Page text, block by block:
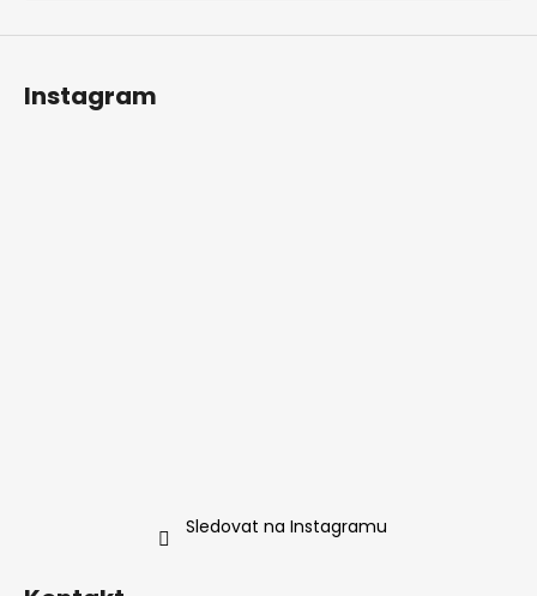
Instagram
Sledovat na Instagramu